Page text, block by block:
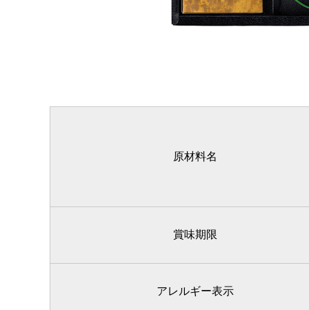
原材料名
賞味期限
アレルギー表示